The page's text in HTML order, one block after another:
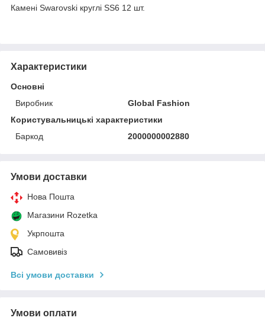
Камені Swarovski круглі SS6 12 шт.
Характеристики
Основні
Виробник
Global Fashion
Користувальницькі характеристики
Баркод
2000000002880
Умови доставки
Нова Пошта
Магазини Rozetka
Укрпошта
Самовивіз
Всі умови доставки
Умови оплати